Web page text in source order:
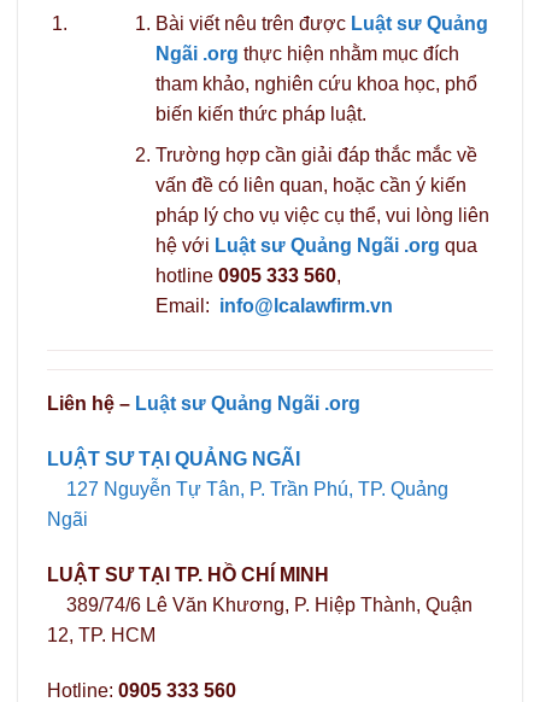
Bài viết nêu trên được Luật sư Quảng
Ngãi .org thực hiện nhằm mục đích
tham khảo, nghiên cứu khoa học, phổ
biến kiến thức pháp luật.
Trường hợp cần giải đáp thắc mắc về
vấn đề có liên quan, hoặc cần ý kiến
pháp lý cho vụ việc cụ thể, vui lòng liên
hệ với Luật sư Quảng Ngãi .org qua
hotline 0905 333 560,
Email: info@lcalawfirm.vn
Liên hệ – Luật sư Quảng Ngãi .org
LUẬT SƯ TẠI QUẢNG NGÃI
127 Nguyễn Tự Tân, P. Trần Phú, TP. Quảng
Ngãi
LUẬT SƯ TẠI TP. HỒ CHÍ MINH
389/74/6 Lê Văn Khương, P. Hiệp Thành, Quận
12, TP. HCM
Hotline: 0905 333 560